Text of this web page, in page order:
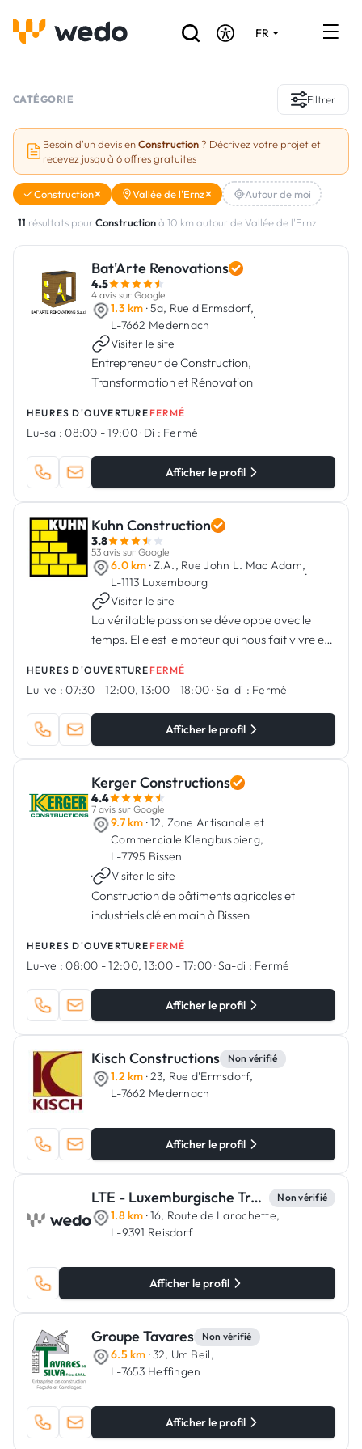
FR
Réalisations
Aides et subventions
Vous êtes un Artisan ?
Connexion
CATÉGORIE Filtrer
Besoin d'un devis enConstruction ? Décrivez votre projet et
recevez jusqu'à 6 offres gratuites
Construction Vallée de l'Ernz Autour de moi
11 résultats pourConstructionà 10 km autour de Vallée de l'Ernz
Bat'Arte Renovations
4.5
4 avis sur Google
1.3 km · 5a, Rue d'Ermsdorf,
L-7662 Medernach
·
Visiter le site
Entrepreneur de Construction,
Transformation et Rénovation
HEURES D'OUVERTURE FERMÉ
Lu-sa : 08:00 - 19:00· Di : Fermé
Afficher le profil
Kuhn Construction
3.8
53 avis sur Google
6.0 km · Z.A., Rue John L. Mac Adam,
L-1113 Luxembourg
·
Visiter le site
La véritable passion se développe avec le
temps. Elle est le moteur qui nous fait vivre et
HEURES D'OUVERTURE FERMÉ
Lu-ve : 07:30 - 12:00, 13:00 - 18:00·Sa-di : Fermé
Afficher le profil
Kerger Constructions
4.4
7 avis sur Google
9.7 km · 12, Zone Artisanale et
Commerciale Klengbusbierg,
L-7795 Bissen
·
Visiter le site
Construction de bâtiments agricoles et
industriels clé en main à Bissen
HEURES D'OUVERTURE FERMÉ
Lu-ve : 08:00 - 12:00, 13:00 - 17:00·Sa-di : Fermé
Afficher le profil
Kisch Constructions Non vérifié
1.2 km · 23, Rue d'Ermsdorf,
L-7662 Medernach
Afficher le profil
LTE - Luxemburgische Trockenbau & Estrich Non vérifié
1.8 km · 16, Route de Larochette,
L-9391 Reisdorf
Afficher le profil
Groupe Tavares Non vérifié
6.5 km · 32, Um Beil,
L-7653 Heffingen
Afficher le profil